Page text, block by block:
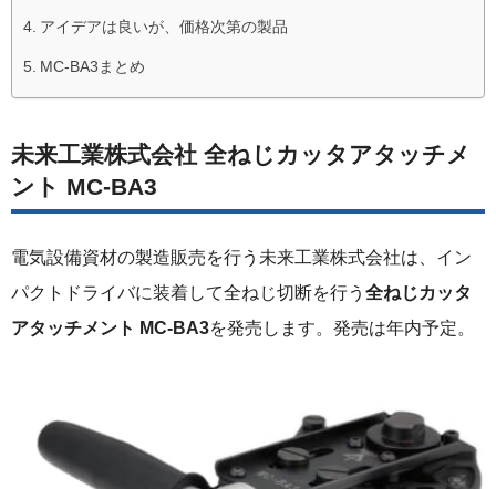
アイデアは良いが、価格次第の製品
MC-BA3まとめ
未来工業株式会社 全ねじカッタアタッチメ
ント MC-BA3
電気設備資材の製造販売を行う未来工業株式会社は、イン
パクトドライバに装着して全ねじ切断を行う 全ねじカッタ
アタッチメント MC-BA3を発売します。発売は年内予定。